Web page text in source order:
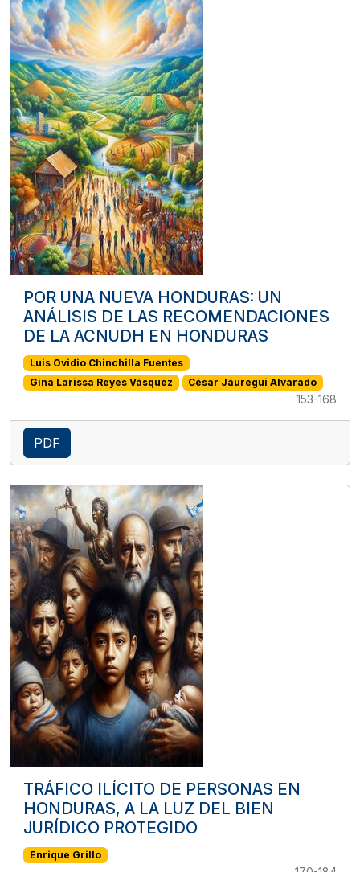
POR UNA NUEVA HONDURAS: UN
ANÁLISIS DE LAS RECOMENDACIONES
DE LA ACNUDH EN HONDURAS
Luis Ovidio Chinchilla Fuentes
Gina Larissa Reyes Vásquez
César Jáuregui Alvarado
153-168
PDF
TRÁFICO ILÍCITO DE PERSONAS EN
HONDURAS, A LA LUZ DEL BIEN
JURÍDICO PROTEGIDO
Enrique Grillo